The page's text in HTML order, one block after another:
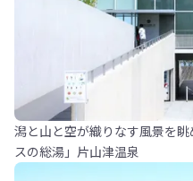
潟と山と空が織りなす風景を
スの総湯」片山津温泉